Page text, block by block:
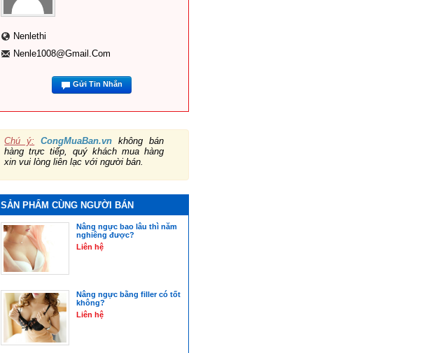
Nenlethi
Nenle1008@gmail.com
Gửi Tin Nhắn
Chú ý: CongMuaBan.vn không bán
hàng trực tiếp, quý khách mua hàng
xin vui lòng liên lạc với người bán.
SẢN PHẨM CÙNG NGƯỜI BÁN
Nâng ngực bao lâu thì năm
nghiêng được?
Liên hệ
Nâng ngực bằng filler có tốt
không?
Liên hệ